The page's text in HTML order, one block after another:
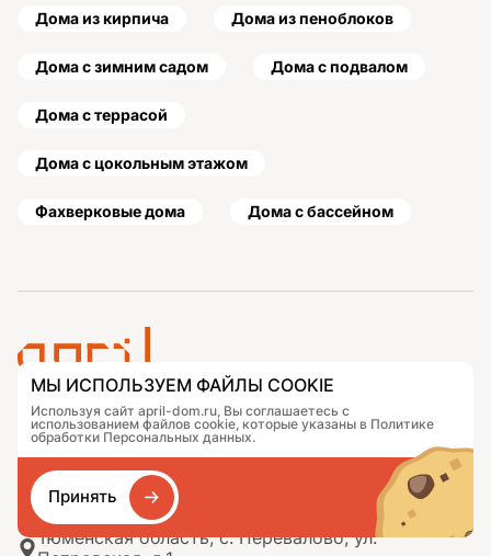
Дома из кирпича Дома из пеноблоков
Дома с зимним садом Дома с подвалом
Дома с террасой
Дома с цокольным этажом
Фахверковые дома Дома с бассейном
Проекты
Подобрать дом
Портфолио
О компании
Сравнение
Контакты
Журнал
Как заказать
Тюменская область, с. Перевалово, ул.
МЫ ИСПОЛЬЗУЕМ ФАЙЛЫ COOKIE
Используя сайт april-dom.ru, Вы соглашаетесь с
использованием файлов cookie, которые указаны в Политике
обработки Персональных данных.
Принять